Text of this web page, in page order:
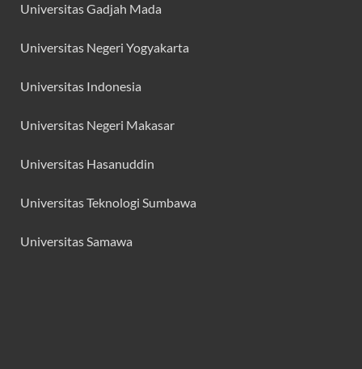
Universitas Gadjah Mada
Universitas Negeri Yogyakarta
Universitas Indonesia
Universitas Negeri Makasar
Universitas Hasanuddin
Universitas Teknologi Sumbawa
Universitas Samawa